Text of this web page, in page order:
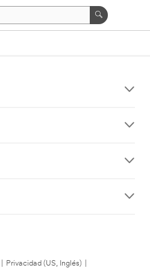
Privacidad (US, Inglés)